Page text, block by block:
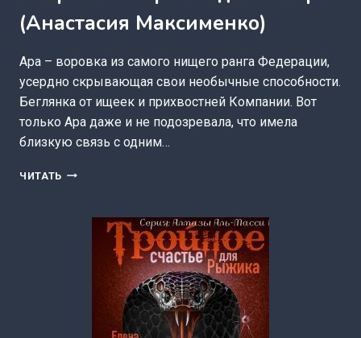
(Анастасия Максименко)
Ара – воровка из самого нищего ранга Федерации,
усердно скрывающая свои необычные способности.
Беглянка от ищеек и прихвостней Компании. Вот
только Ара даже и не подозревала, что имела
близкую связь с одним…
ЧИТАТЬ ЗАПРЕТНАЯ
АССЕРА
(АНАСТАСИЯ
МАКСИМЕНКО)